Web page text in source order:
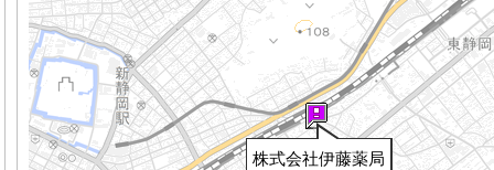
株式会社伊藤薬局